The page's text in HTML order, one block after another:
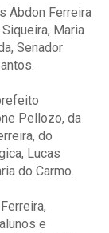
Abdon Ferreira
Maria
Senador
Pellozo, da
do
Lucas
do Carmo.
e